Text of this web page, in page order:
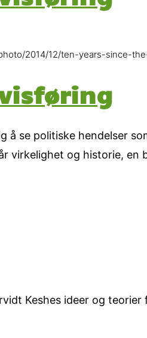
2014/12/ten-years-since-
se politiske hendelser
virkelighet og historie, en
Keshes ideer og teorier